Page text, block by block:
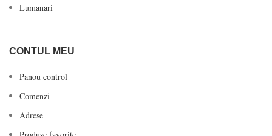
Lumanari
CONTUL MEU
Panou control
Comenzi
Adrese